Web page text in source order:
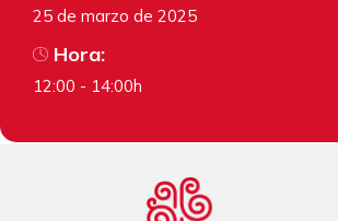
25 de marzo de 2025
Hora:
12:00 - 14:00h